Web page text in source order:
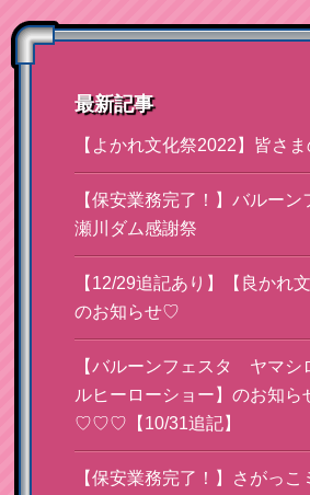
最新記事
【よかれ文化祭2022】皆さ
【保安業務完了！】バルー
瀬川ダム感謝祭
【12/29追記あり】【良かれ
のお知らせ♡
【バルーンフェスタ ヤマシ
ルヒーローショー】のお知ら
♡♡♡【10/31追記】
【保安業務完了！】さがっこ